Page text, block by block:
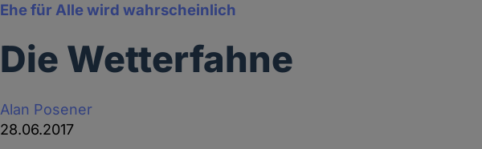
Ehe für Alle wird wahrscheinlich
Die Wetterfahne
Alan Posener
28.06.2017